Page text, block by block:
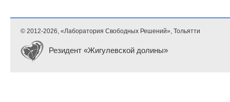
© 2012-2026, «Лаборатория Свободных Решений», Тольятти
Резидент «Жигулевской долины»